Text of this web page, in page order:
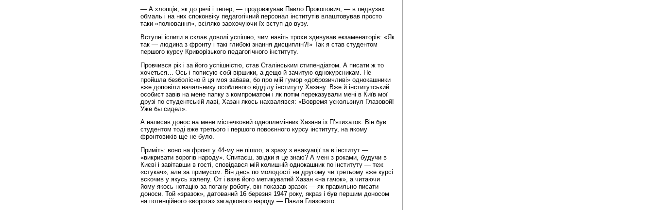
— А хлопців, як до речі і тепер, — продовжував Павло Прокопович, — в педвузах
обмаль і на них споконвіку педагогічний персонал інститутів влаштовував просто
таки «полювання», всіляко заохочуючи їх вступ до вузу.
Вступні іспити я склав доволі успішно, чим навіть трохи здивував екзаменаторів: «Як
так — людина з фронту і такі глибокі знання дисциплін?!» Так я став студентом
першого курсу Криворізького педагогічного інституту.
Провчився рік і за його успішністю, став Сталінським стипендіатом. А писати ж то
хочеться… Ось і пописую собі віршики, а дещо й зачитую однокурсникам. Не
пройшла безболісно й ця моя забава, бо про мій гумор «доброзичливі» однокашники
вже доповіли начальнику особливого відділу інституту Хазану. Вже й інститутський
особист завів на мене папку з компроматом і як потім переказували мені в Київ мої
друзі по студентській лаві, Хазан якось нахвалявся: «Вовремя ускользнул Глазовой!
Уже бы сидел».
А написав донос на мене містечковий одноплемінник Хазана із П’ятихаток. Він був
студентом тоді вже третього і першого повоєнного курсу інституту, на якому
фронтовиків ще не було.
Приміть: воно на фронт у 44-му не пішло, а зразу з евакуації та в інститут —
«викривати ворогів народу». Спитаєш, звідки я це знаю? А мені з роками, будучи в
Києві і завітавши в гості, сповідався мій колишній однокашник по інституту — теж
«стукач», але за примусом. Він десь по молодості на другому чи третьому вже курсі
вскочив у якусь халепу. От і взяв його метикуватий Хазан «на гачок», а читаючи
йому якось нотацію за погану роботу, він показав зразок — як правильно писати
доноси. Той «зразок», датований 16 березня 1947 року, якраз і був першим доносом
на потенційного «ворога» загадкового народу — Павла Глазового.